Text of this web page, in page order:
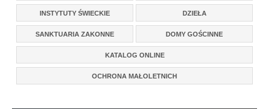
INSTYTUTY ŚWIECKIE DZIEŁA
SANKTUARIA ZAKONNE DOMY GOŚCINNE
KATALOG ONLINE
OCHRONA MAŁOLETNICH